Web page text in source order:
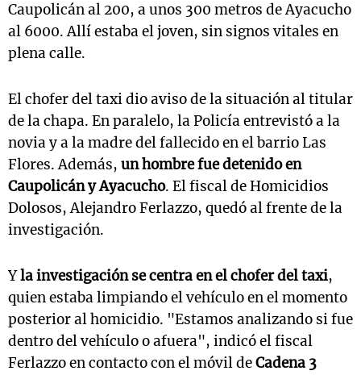
Caupolicán al 200, a unos 300 metros de Ayacucho
al 6000. Allí estaba el joven, sin signos vitales en
plena calle.
El chofer del taxi dio aviso de la situación al titular
de la chapa. En paralelo, la Policía entrevistó a la
novia y a la madre del fallecido en el barrio Las
Flores. Además, un hombre fue detenido en
Caupolicán y Ayacucho. El fiscal de Homicidios
Dolosos, Alejandro Ferlazzo, quedó al frente de la
investigación.
Yla investigación se centra en el chofer del taxi,
quien estaba limpiando el vehículo en el momento
posterior al homicidio. "Estamos analizando si fue
dentro del vehículo o afuera", indicó el fiscal
Ferlazzo en contacto con el móvil deCadena 3